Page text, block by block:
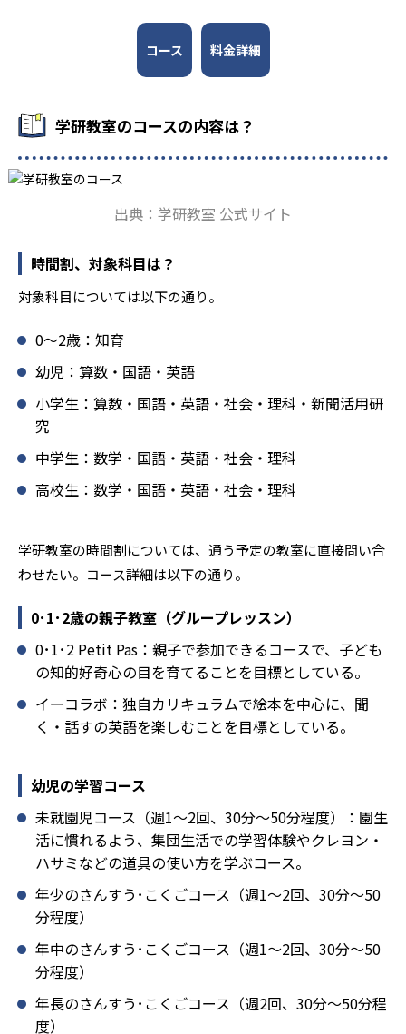
も対応。中学校英語の準備や高校入試向けの英語力育成に
学研教室の先生は、研修会や勉強会で日々指導スキルを研
きる力を」という理念のもとで生徒一人ひとりに向き合っ
ており、生徒それぞれの「できるところ」「良いところ」
を見つけて褒めるところから学習をスタートする。この指
導により生徒の「やる気」を引き出し、無理のない学習と
報にも精通しており、学習相談や教育相談、保護者とのコ
学研教室では、楽しく生き生きと学ぶことも重視してい
る。人と人との触れ合いの中で学びを深めることにより、
知・情・意のバランスのとれた生徒の育成を推進。「教室
面の指導も実施し、全人的な教育に取り組んでいる点も、
メリットと言えるだろう。
どんなデメリットがある？
学研教室のデメリットとしては、基礎をより重視している
分、生徒によっては物足りなく感じる可能性がある点だろ
う。相性が気になる場合は、近くの教室に問い合わせてみ
ることを推奨する。
コース 料金詳細
学研教室のコースの内容は？
出典：学研教室 公式サイト
時間割、対象科目は？
対象科目については以下の通り。
0〜2歳：知育
幼児：算数・国語・英語
小学生：算数・国語・英語・社会・理科・新聞活用研
究
中学生：数学・国語・英語・社会・理科
高校生：数学・国語・英語・社会・理科
学研教室の時間割については、通う予定の教室に直接問い合
わせたい。コース詳細は以下の通り。
0･1･2歳の親子教室（グループレッスン）
0･1･2 Petit Pas：親子で参加できるコースで、子ども
の知的好奇心の目を育てることを目標としている。
イーコラボ：独自カリキュラムで絵本を中心に、聞
く・話すの英語を楽しむことを目標としている。
幼児の学習コース
未就園児コース（週1～2回、30分～50分程度）：園生
活に慣れるよう、集団生活での学習体験やクレヨン・
ハサミなどの道具の使い方を学ぶコース。
年少のさんすう･こくごコース（週1～2回、30分～50
分程度）
年中のさんすう･こくごコース（週1～2回、30分～50
分程度）
年長のさんすう･こくごコース（週2回、30分～50分程
度）